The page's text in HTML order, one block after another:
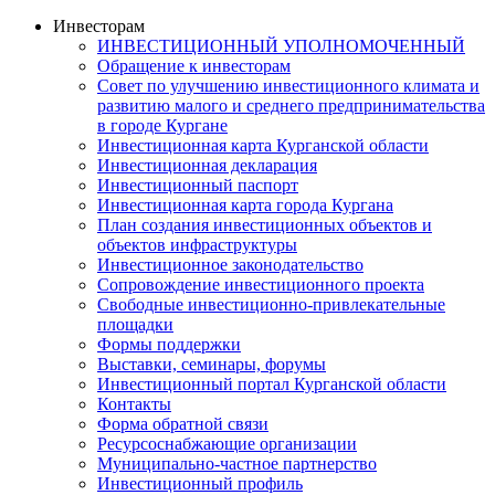
Инвесторам
ИНВЕСТИЦИОННЫЙ УПОЛНОМОЧЕННЫЙ
Обращение к инвесторам
Совет по улучшению инвестиционного климата и
развитию малого и среднего предпринимательства
в городе Кургане
Инвестиционная карта Курганской области
Инвестиционная декларация
Инвестиционный паспорт
Инвестиционная карта города Кургана
План создания инвестиционных объектов и
объектов инфраструктуры
Инвестиционное законодательство
Сопровождение инвестиционного проекта
Свободные инвестиционно-привлекательные
площадки
Формы поддержки
Выставки, семинары, форумы
Инвестиционный портал Курганской области
Контакты
Форма обратной связи
Ресурсоснабжающие организации
Муниципально-частное партнерство
Инвестиционный профиль